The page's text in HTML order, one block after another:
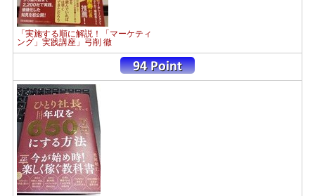
「実施する順に解説！「マーケティ
ング」実践講座」弓削 徹